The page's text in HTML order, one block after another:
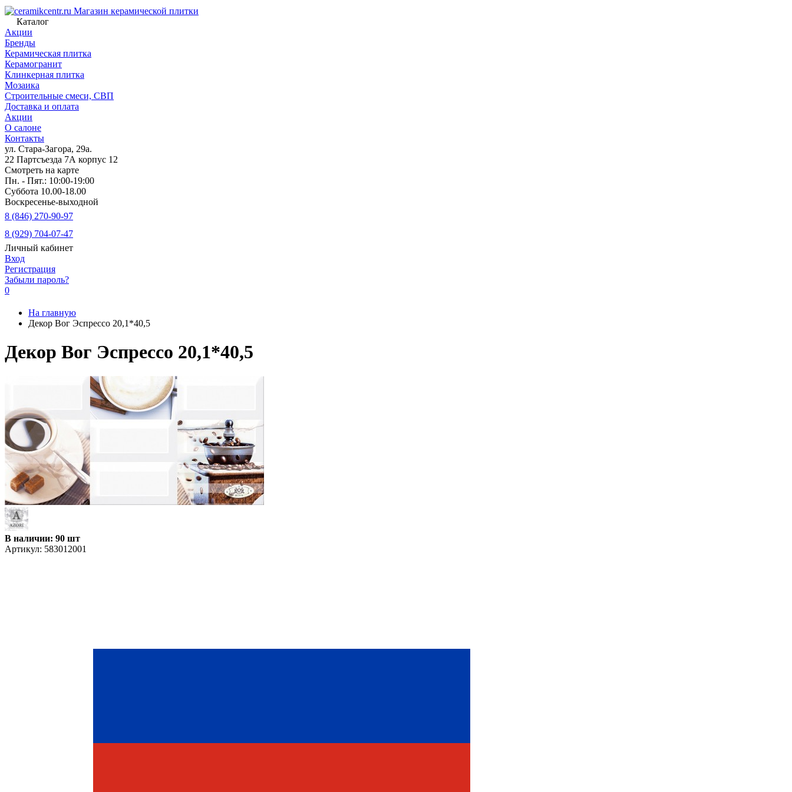
Магазин керамической плитки
Каталог
Акции
Бренды
Керамическая плитка
Керамогранит
Клинкерная плитка
Мозаика
Строительные смеси, СВП
Доставка и оплата
Акции
О салоне
Контакты
ул. Стара-Загора, 29а.
22 Партсъезда 7А корпус 12
Смотреть на карте
Пн. - Пят.: 10:00-19:00
Суббота 10.00-18.00
Воскресенье-выходной
8 (846) 270-90-97
8 (929) 704-07-47
Личный кабинет
Вход
Регистрация
Забыли пароль?
0
На главную
Декор Вог Эспрессо 20,1*40,5
Декор Вог Эспрессо 20,1*40,5
В наличии: 90 шт
Артикул: 583012001